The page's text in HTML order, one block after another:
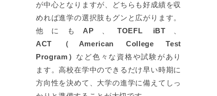
が中心となりますが、どちらも好成績を収
めれば進学の選択肢もグンと広がります。
他にも AP 、TOEFL iBT
ACT（American College Test
Program） など色々な資格や試験があり
ます。高校在学中のできるだけ早い時期に
方向性を決めて、大学の進学に備えてしっ